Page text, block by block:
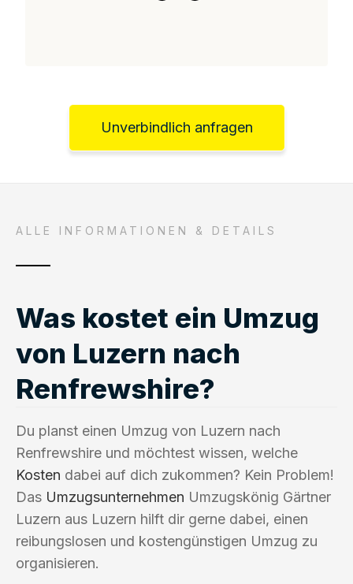
Unverbindlich anfragen
ALLE INFORMATIONEN & DETAILS
Was kostet ein Umzug
von Luzern nach
Renfrewshire?
Du planst einen Umzug von Luzern nach
Renfrewshire und möchtest wissen, welche
Kosten dabei auf dich zukommen? Kein Problem!
Das Umzugsunternehmen Umzugskönig Gärtner
Luzern aus Luzern hilft dir gerne dabei, einen
reibungslosen und kostengünstigen Umzug zu
organisieren.